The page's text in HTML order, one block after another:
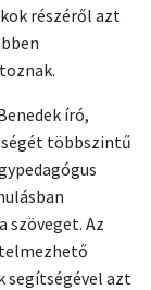
részéről azt
író,
többszintű
szöveget. Az
segítségével azt